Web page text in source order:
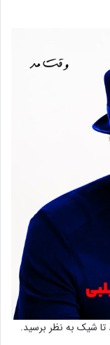
شیک به نظر برسید.